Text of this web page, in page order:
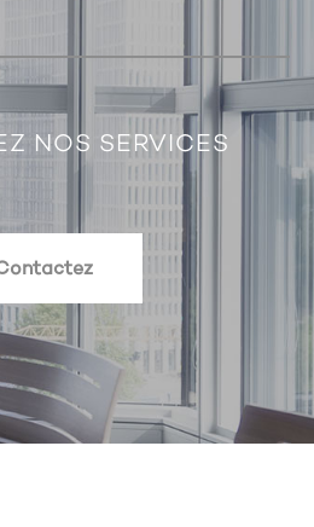
NOS SERVICES